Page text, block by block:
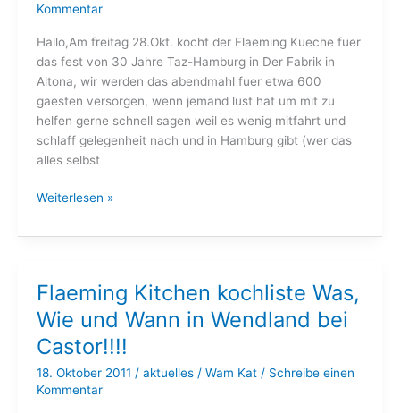
Kommentar
Hallo,Am freitag 28.Okt. kocht der Flaeming Kueche fuer
das fest von 30 Jahre Taz-Hamburg in Der Fabrik in
Altona, wir werden das abendmahl fuer etwa 600
gaesten versorgen, wenn jemand lust hat um mit zu
helfen gerne schnell sagen weil es wenig mitfahrt und
schlaff gelegenheit nach und in Hamburg gibt (wer das
alles selbst
Flaeming
kochliste
30
Jahr
28.Oktober
Weiterlesen »
Flaeming Kitchen kochliste Was,
Wie und Wann in Wendland bei
Castor!!!!
18. Oktober 2011 / aktuelles/ Wam Kat / Schreibe einen
Kommentar